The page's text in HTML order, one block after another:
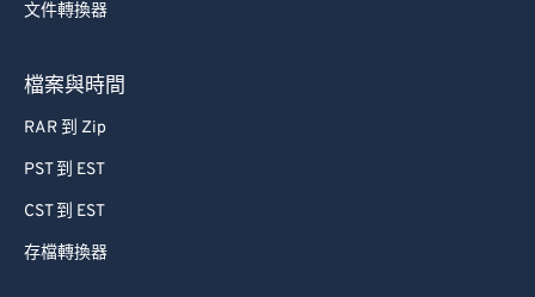
文件轉換器
檔案與時間
RAR 到 Zip
PST 到 EST
CST 到 EST
存檔轉換器